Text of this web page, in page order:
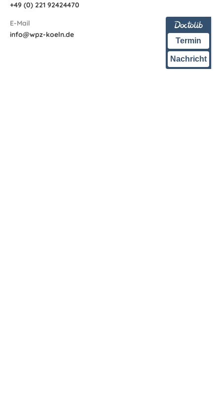
+49 (0) 221 92424470
E-Mail
info@wpz-koeln.de
Termin
Nachricht